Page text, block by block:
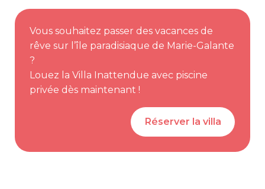
Vous souhaitez passer des vacances de
rêve sur l’île paradisiaque de Marie-Galante
?
Louez la Villa Inattendue avec piscine
privée dès maintenant !
Réserver la villa